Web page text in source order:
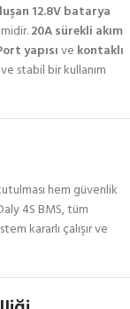
12.8V batarya
20A sürekli akım
yapısıve kontaklı
stabil bir kullanım
hem güvenlik
4S BMS, tüm
kararlı çalışır ve